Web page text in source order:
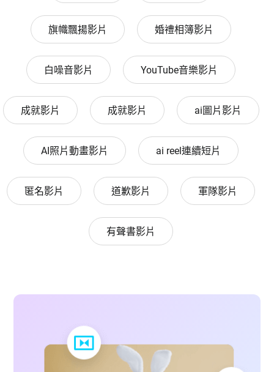
旗幟飄揚影片 婚禮相簿影片
白噪音影片 YouTube音樂影片
成就影片 成就影片 ai圖片影片
AI照片動畫影片 ai reel連續短片
匿名影片 道歉影片 軍隊影片
有聲書影片